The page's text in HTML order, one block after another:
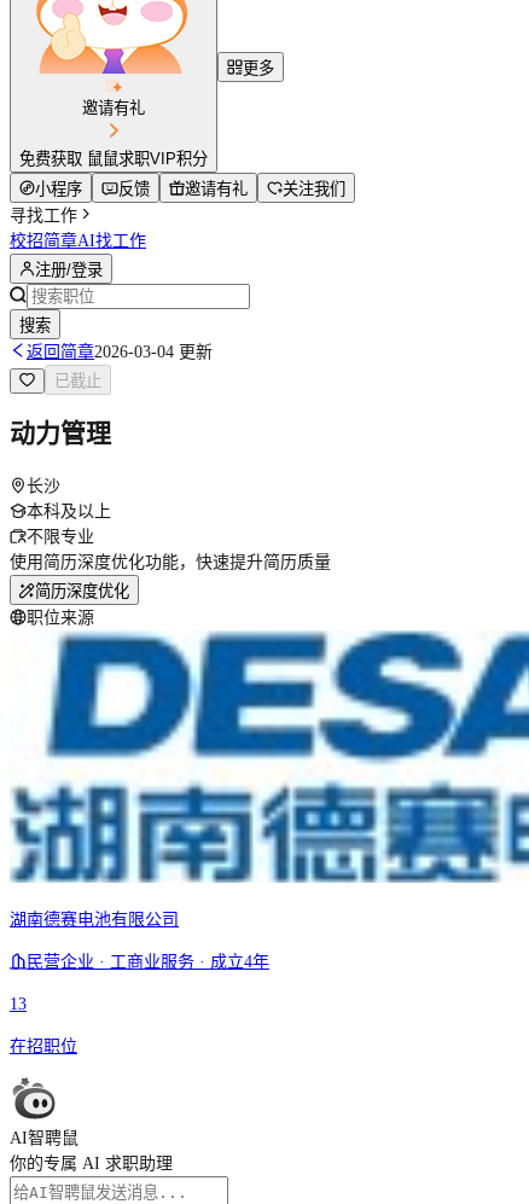
邀请有礼
免费获取 鼠鼠求职VIP积分
更多
小程序 反馈 邀请有礼
关注我们
寻找工作
校招简章AI找工作
注册/登录
搜索
返回简章2026-03-04 更新
已截止
动力管理
长沙
本科及以上
不限专业
使用简历深度优化功能，快速提升简历质量
简历深度优化
职位来源
湖南德赛电池有限公司
民营企业 · 工商业服务 · 成立4年
13
在招职位
AI智聘鼠
你的专属 AI 求职助理